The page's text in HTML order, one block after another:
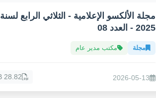
مجلة الألكسو الإعلامية - الثلاثي الرابع لسنة
2025 - العدد 08
مجلة مكتب مدير عام
2026-05-13
28.82 MB